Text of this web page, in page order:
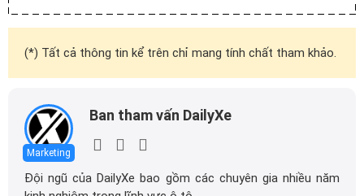
(*) Tất cả thông tin kể trên chỉ mang tính chất tham khảo.
Marketing
Ban tham vấn DailyXe
Đội ngũ của DailyXe bao gồm các chuyên gia nhiều năm